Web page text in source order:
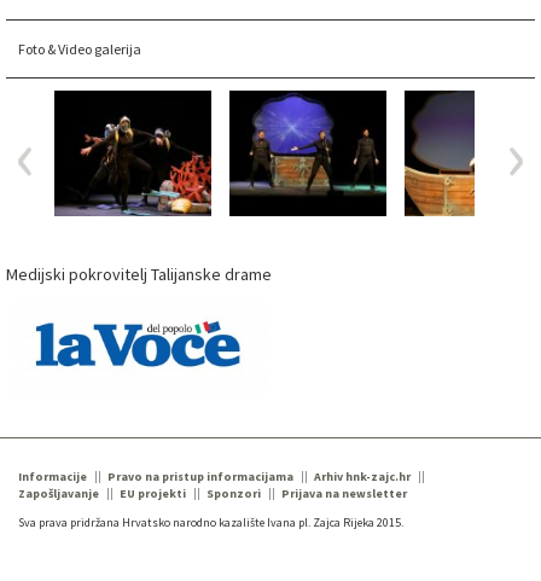
Foto & Video galerija
Medijski pokrovitelj Talijanske drame
Informacije Pravo na pristup informacijama
Arhiv hnk-zajc.hr
Zapošljavanje
EU projekti Sponzori
Prijava na newsletter
Sva prava pridržana Hrvatsko narodno kazalište Ivana pl. Zajca Rijeka 2015.